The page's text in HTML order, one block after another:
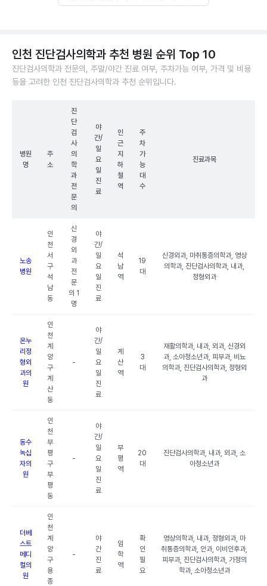
인천 진단검사의학과 추천 병원 순위 Top 10
진단검사의학과 전문의, 주말/야간 진료 여부, 주차가능 여부, 가격 및 비용
등을 고려한 인천 진단검사의학과 추천 순위입니다.
병원
명
주
소
진
단
검
사
의
학
과
전
문
의
야
간/
일
요
일
진
료
인
근
지
하
철
역
주
차
가
능
대
수
진료과목
노송
병원
인
천
서
구
석
남
동
신
경
외
과
전
문
의 1
명
야
간/
일
요
일
진
료
석
남
역
19
대
신경외과, 마취통증의학과, 영상
의학과, 진단검사의학과, 내과,
정형외과
온누
리정
형외
과의
원
인
천
계
양
구
계
산
동
-
야
간/
일
요
일
진
료
계
산
역
3
대
재활의학과, 내과, 외과, 신경외
과, 소아청소년과, 피부과, 비뇨
의학과, 진단검사의학과, 정형외
과
동수
녹십
자의
원
인
천
부
평
구
부
평
동
-
야
간/
일
요
일
진
료
부
평
역
20
대
진단검사의학과, 내과, 외과, 소
아청소년과
더베
스트
메디
컬의
원
인
천
계
양
구
용
종
-
야
간
진
료
임
학
역
확
인
필
요
영상의학과, 내과, 정형외과, 마
취통증의학과, 안과, 이비인후과,
피부과, 진단검사의학과, 가정의
학과, 소아청소년과